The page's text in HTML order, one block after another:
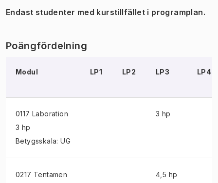
Endast studenter med kurstillfället i programplan.
Poängfördelning
Modul LP1 LP2 LP3 LP4
0117 Laboration
3 hp
Betygsskala: UG
3 hp
0217 Tentamen
4,5 hp